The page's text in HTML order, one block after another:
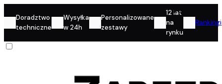
Doradztwo
techniczne
Wysyłka
w 24h
Personalizowane
zestawy
12 lat
na
rynku
Rankingi
Konto